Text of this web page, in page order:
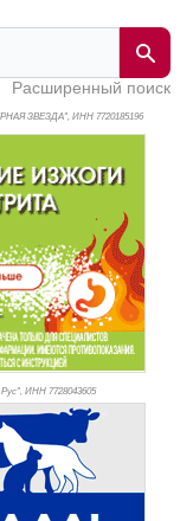
Расширенный поиск
ЗВЕЗДА", ИНН 7720185196
Рус", ИНН 7728043605